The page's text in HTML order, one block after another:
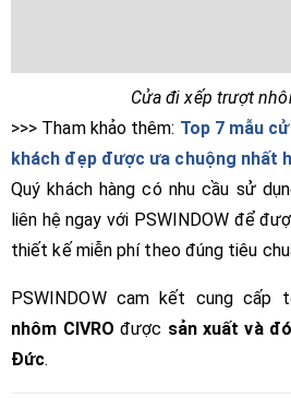
Cửa đi xếp trượt
>>> Tham khảo thêm: Top 7 mẫu
khách đẹp được ưa chuộng nhất
Quý khách hàng có nhu cầu sử
liên hệ ngay với PSWINDOW để
thiết kế miễn phí theo đúng tiêu
PSWINDOW cam kết cung cấp
nhôm CIVRO được sản xuất và
Đức.